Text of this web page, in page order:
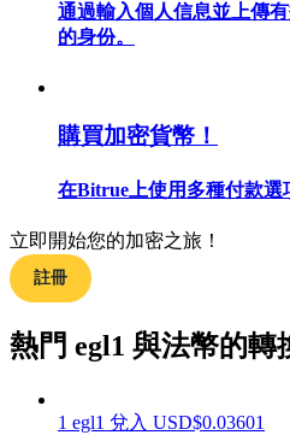
交易策略
學習如何保持盈利
通過輸入個人信息並上傳
的身份。
購買加密貨幣！
在Bitrue上使用多種付款選
立即開始您的加密之旅！
註冊
熱門 egl1 與法幣的轉
1 egl1 兌入 USD$0.03601